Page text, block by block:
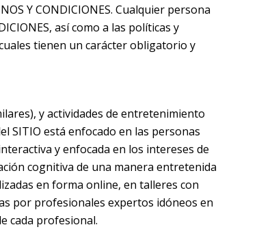
Y CONDICIONES. Cualquier persona
así como a las políticas y
tienen un carácter obligatorio y
y actividades de entretenimiento
SITIO está enfocado en las personas
y enfocada en los intereses de
cognitiva de una manera entretenida
en forma online, en talleres con
por profesionales expertos idóneos en
cada profesional.